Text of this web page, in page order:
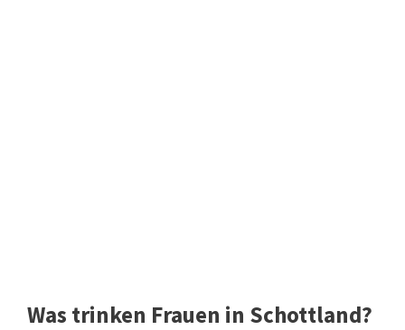
Was trinken Frauen in Schottland?